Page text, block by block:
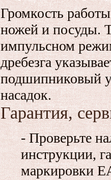
Громкость
ножей и посуды.
импульсном
дребезга
подшипниковый
насадок.
Гарантия,
- Проверьте
инструкции,
маркировки